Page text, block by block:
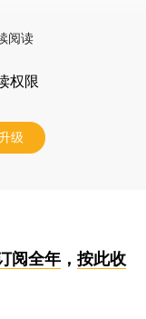
阅读
权限
级
阅全年， 按此收